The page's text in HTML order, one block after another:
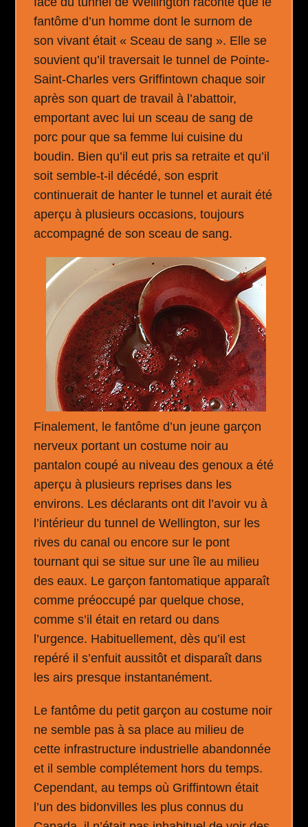
fantôme d’un homme dont le surnom de
son vivant était « Sceau de sang ». Elle se
souvient qu’il traversait le tunnel de Pointe-
Saint-Charles vers Griffintown chaque soir
après son quart de travail à l’abattoir,
emportant avec lui un sceau de sang de
porc pour que sa femme lui cuisine du
boudin. Bien qu’il eut pris sa retraite et qu’il
soit semble-t-il décédé, son esprit
continuerait de hanter le tunnel et aurait été
aperçu à plusieurs occasions, toujours
accompagné de son sceau de sang.
Finalement, le fantôme d’un jeune garçon
nerveux portant un costume noir au
pantalon coupé au niveau des genoux a été
aperçu à plusieurs reprises dans les
environs. Les déclarants ont dit l’avoir vu à
l’intérieur du tunnel de Wellington, sur les
rives du canal ou encore sur le pont
tournant qui se situe sur une île au milieu
des eaux. Le garçon fantomatique apparaît
comme préoccupé par quelque chose,
comme s’il était en retard ou dans
l’urgence. Habituellement, dès qu’il est
repéré il s’enfuit aussitôt et disparaît dans
les airs presque instantanément.
Le fantôme du petit garçon au costume noir
ne semble pas à sa place au milieu de
cette infrastructure industrielle abandonnée
et il semble complétement hors du temps.
Cependant, au temps où Griffintown était
l’un des bidonvilles les plus connus du